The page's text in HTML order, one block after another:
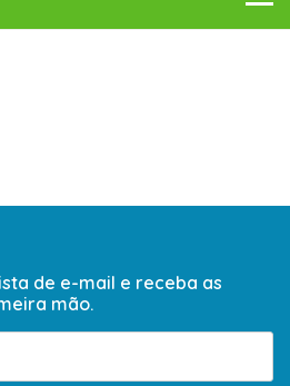
de e-mail e receba as
mão.